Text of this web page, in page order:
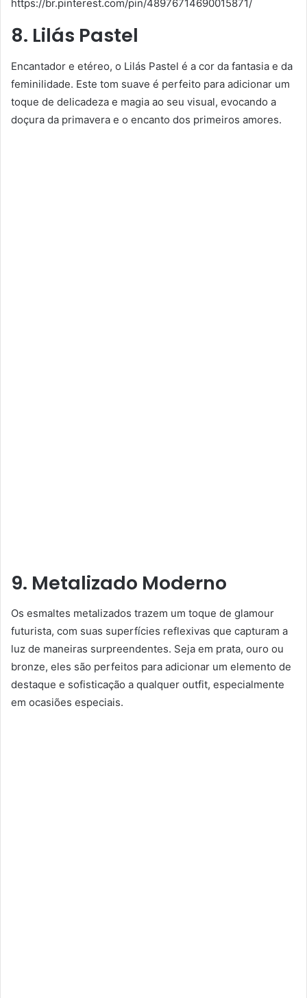
https://br.pinterest.com/pin/48976714690015871/
8. Lilás Pastel
Encantador e etéreo, o Lilás Pastel é a cor da fantasia e da
feminilidade. Este tom suave é perfeito para adicionar um
toque de delicadeza e magia ao seu visual, evocando a
doçura da primavera e o encanto dos primeiros amores.
9. Metalizado Moderno
Os esmaltes metalizados trazem um toque de glamour
futurista, com suas superfícies reflexivas que capturam a
luz de maneiras surpreendentes. Seja em prata, ouro ou
bronze, eles são perfeitos para adicionar um elemento de
destaque e sofisticação a qualquer outfit, especialmente
em ocasiões especiais.